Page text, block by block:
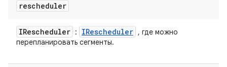
rescheduler
IRescheduler : IRescheduler , где можно
перепланировать сегменты.